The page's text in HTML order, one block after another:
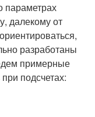
параметрах
далекому от
разработаны
примерные
подсчетах: